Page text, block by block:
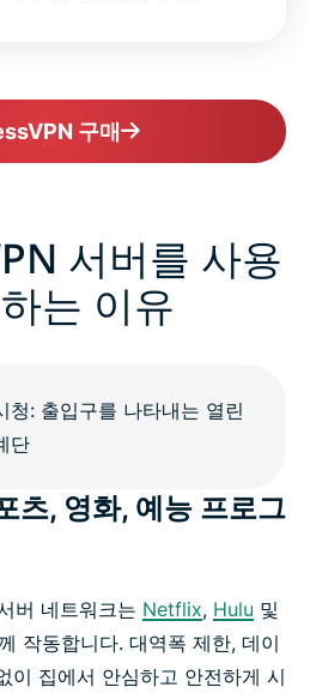
구매
서버를 사용
는 이유
츠, 영화, 예능 프로그
버 네트워크는 Netflix, Hulu 및
작동합니다. 대역폭 제한, 데이
이 집에서 안심하고 안전하게 시